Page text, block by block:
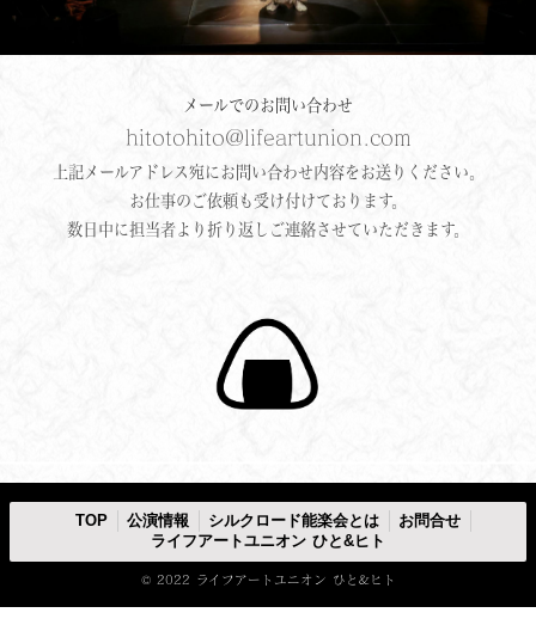
メールでのお問い合わせ
hitotohito@lifeartunion.com
上記メールアドレス宛にお問い合わせ内容をお送りください。
お仕事のご依頼も受け付けております。
数日中に担当者より折り返しご連絡させていただきます。
TOP 公演情報 シルクロード能楽会とは
お問合せ
ライフアートユニオン ひと&ヒト
© 2022 ライフアートユニオン ひと&ヒト